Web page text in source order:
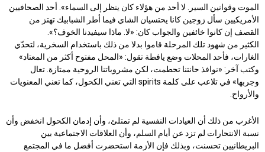
الموت وقوانين السير. لا أحد من هؤلاء كان ينظر إلى السماء». أحد الصحافيين
الأمريكيين سأل زوجين كانا يحتسيان الشاي فيما أطر الشبابيك تهتز من
القصف إن كانوا خائفين والجواب كان: «لا. ماذا سيفيدنا الخوف؟».
الكثير من شهود تلك المرحلة قاموا بدلا من ذلك باستخدام السخرية، لتحدّي
الغارات، فأحد المحلات وضع يافطة تقول: «المحل مفتوح أكثر من المعتاد»
وكتب آخر: «نوافذ حانتنا تحطمت، لكن مشروباتنا الروحية ممتازة. تعال
وجربها» في تلاعب على كلمة spirits التي تعني الكحول، كما تعني المعنويات
والأرواح.
الأغرب من ذلك أن العيادات النفسية لم تمتلئ، وأن إدمان الكحول انخفض وأن
نسبة الانتحارات لم تزد عن أيام السلم، وأن العلاقات الاجتماعية بين
البريطانيين تحسنت، وبذلك فإن الأزمة استحضرت أفضل ما في المجتمع